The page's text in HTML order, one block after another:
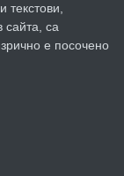
преди 2 години
уроци по
текстови,
сайта, са
е посочено